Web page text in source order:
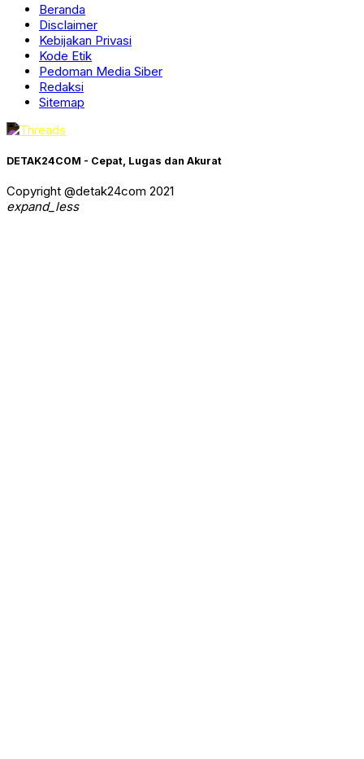
Beranda
Disclaimer
Kebijakan Privasi
Kode Etik
Pedoman Media Siber
Redaksi
Sitemap
DETAK24COM - Cepat, Lugas dan Akurat
Copyright @detak24com 2021
expand_less